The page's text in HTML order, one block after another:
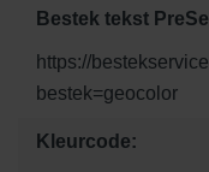
Bestek tekst
https://
bestek=geocolor
Kleurcode: